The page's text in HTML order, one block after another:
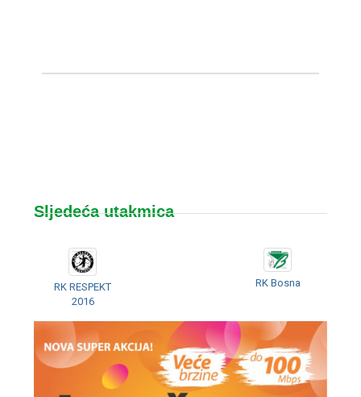
Sljedeća utakmica
RK RESPEKT
2016
RK Bosna